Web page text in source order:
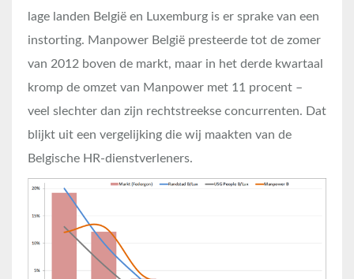
lage landen België en Luxemburg is er sprake van een
instorting. Manpower België presteerde tot de zomer
van 2012 boven de markt, maar in het derde kwartaal
kromp de omzet van Manpower met 11 procent –
veel slechter dan zijn rechtstreekse concurrenten. Dat
blijkt uit een vergelijking die wij maakten van de
Belgische HR-dienstverleners.